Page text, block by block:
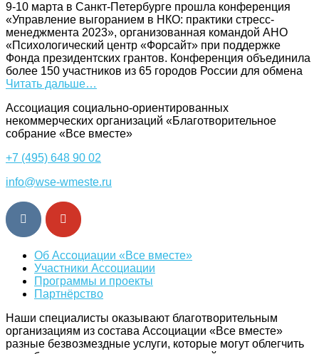
9-10 марта в Санкт-Петербурге прошла конференция
«Управление выгоранием в НКО: практики стресс-
менеджмента 2023», организованная командой АНО
«Психологический центр «Форсайт» при поддержке
Фонда президентских грантов. Конференция объединила
более 150 участников из 65 городов России для обмена
Читать дальше…
Ассоциация cоциально-ориентированных
некоммерческих организаций «Благотворительное
собрание «Все вместе»
+7 (495) 648 90 02
info@wse-wmeste.ru
Об Ассоциации «Все вместе»
Участники Ассоциации
Программы и проекты
Партнёрство
Наши специалисты оказывают благотворительным
организациям из состава Ассоциации «Все вместе»
разные безвозмездные услуги, которые могут облегчить